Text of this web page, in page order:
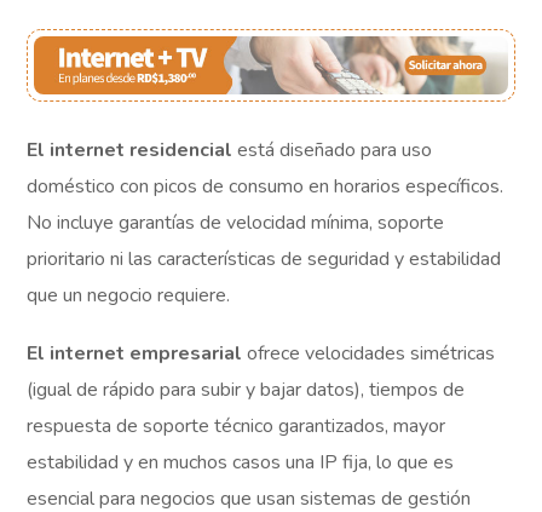
El internet residencial está diseñado para uso
doméstico con picos de consumo en horarios específicos.
No incluye garantías de velocidad mínima, soporte
prioritario ni las características de seguridad y estabilidad
que un negocio requiere.
El internet empresarial ofrece velocidades simétricas
(igual de rápido para subir y bajar datos), tiempos de
respuesta de soporte técnico garantizados, mayor
estabilidad y en muchos casos una IP fija, lo que es
esencial para negocios que usan sistemas de gestión